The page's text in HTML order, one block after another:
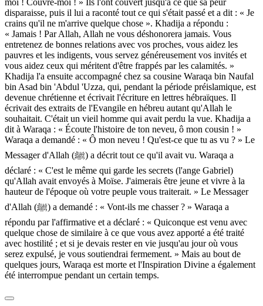
moi ! Couvre-moi ! » Ils l'ont couvert jusqu'à ce que sa peur
disparaisse, puis il lui a raconté tout ce qui s'était passé et a dit : « Je
crains qu'il ne m'arrive quelque chose ». Khadija a répondu :
« Jamais ! Par Allah, Allah ne vous déshonorera jamais. Vous
entretenez de bonnes relations avec vos proches, vous aidez les
pauvres et les indigents, vous servez généreusement vos invités et
vous aidez ceux qui méritent d'être frappés par les calamités. »
Khadija l'a ensuite accompagné chez sa cousine Waraqa bin Naufal
bin Asad bin 'Abdul 'Uzza, qui, pendant la période préislamique, est
devenue chrétienne et écrivait l'écriture en lettres hébraïques. Il
écrivait des extraits de l'Evangile en hébreu autant qu'Allah le
souhaitait. C'était un vieil homme qui avait perdu la vue. Khadija a
dit à Waraqa : « Écoute l'histoire de ton neveu, ô mon cousin ! »
Waraqa a demandé : « Ô mon neveu ! Qu'est-ce que tu as vu ? » Le
Messager d'Allah (ﷺ) a décrit tout ce qu'il avait vu. Waraqa a
déclaré : « C'est le même qui garde les secrets (l'ange Gabriel)
qu'Allah avait envoyés à Moïse. J'aimerais être jeune et vivre à la
hauteur de l'époque où votre peuple vous traiterait. » Le Messager
d'Allah (ﷺ) a demandé : « Vont-ils me chasser ? » Waraqa a
répondu par l'affirmative et a déclaré : « Quiconque est venu avec
quelque chose de similaire à ce que vous avez apporté a été traité
avec hostilité ; et si je devais rester en vie jusqu'au jour où vous
serez expulsé, je vous soutiendrai fermement. » Mais au bout de
quelques jours, Waraqa est morte et l'Inspiration Divine a également
été interrompue pendant un certain temps.